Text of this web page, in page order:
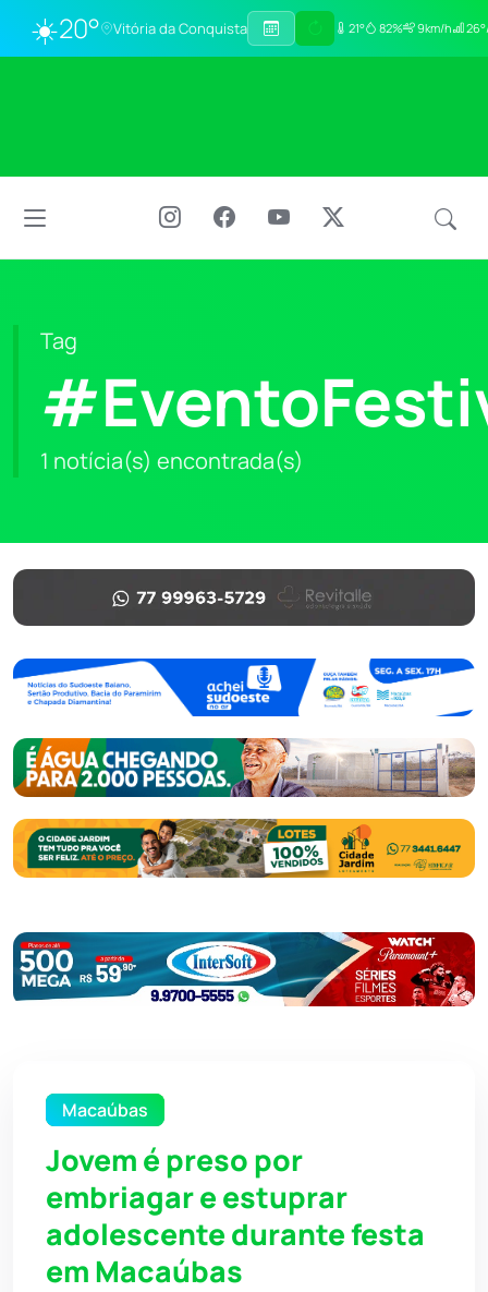
☀️20° Vitória da Conquista 21° 82% 9km/h
Tag
1 notícia(s) encontrada(s)
Macaúbas
Jovem é preso por
embriagar e estuprar
adolescente durante festa
em Macaúbas